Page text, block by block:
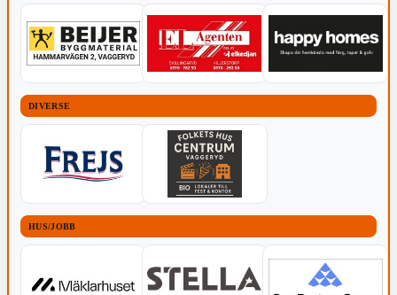
DIVERSE
HUS/JOBB